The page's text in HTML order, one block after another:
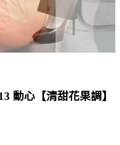
動心【清甜花果調】